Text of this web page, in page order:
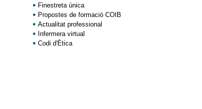
Finestreta única
Propostes de formació COIB
Actualitat professional
Infermera virtual
Codi d'Ètica